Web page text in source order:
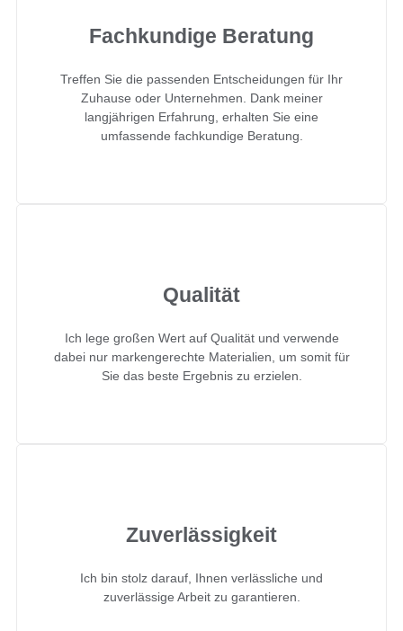
Fachkundige Beratung
Treffen Sie die passenden Entscheidungen für Ihr
Zuhause oder Unternehmen. Dank meiner
langjährigen Erfahrung, erhalten Sie eine
umfassende fachkundige Beratung.
Qualität
Ich lege großen Wert auf Qualität und verwende
dabei nur markengerechte Materialien, um somit für
Sie das beste Ergebnis zu erzielen.
Zuverlässigkeit
Ich bin stolz darauf, Ihnen verlässliche und
zuverlässige Arbeit zu garantieren.